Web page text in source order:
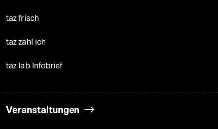
taz frisch
taz zahl ich
taz lab Infobrief
Veranstaltungen